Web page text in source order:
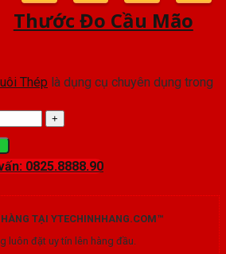
Thước Đo Cầu Mão
Thép là dụng cụ chuyên dụng trong
0825.8888.90
TẠI YTECHINHHANG.COM™
luôn đặt uy tín lên hàng đầu.